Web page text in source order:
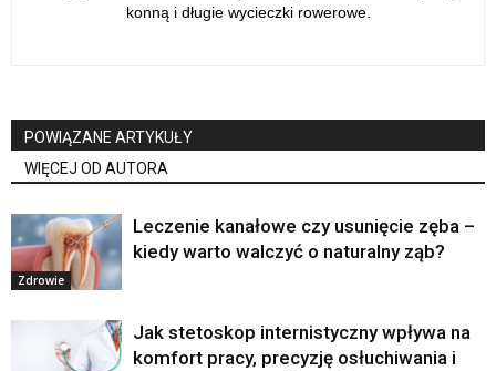
konną i długie wycieczki rowerowe.
POWIĄZANE ARTYKUŁY
WIĘCEJ OD AUTORA
Zdrowie
Leczenie kanałowe czy usunięcie zęba –
kiedy warto walczyć o naturalny ząb?
Jak stetoskop internistyczny wpływa na
komfort pracy, precyzję osłuchiwania i